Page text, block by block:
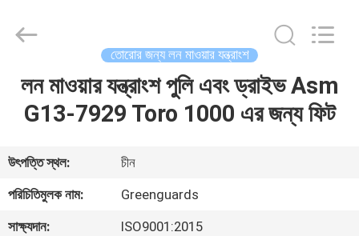
বাড়ি
আমাদের
সম্পর্কে
Trading
Rights
Reserved.
তোরোর জন্য লন মাওয়ার যন্ত্রাংশ
লন মাওয়ার যন্ত্রাংশ পুলি এবং ড্রাইভ Asm
G13-7929 Toro 1000 এর জন্য ফিট
উৎপত্তি স্থল:
চীন
পরিচিতিমুলক নাম:
Greenguards
সাক্ষ্যদান:
ISO9001:2015